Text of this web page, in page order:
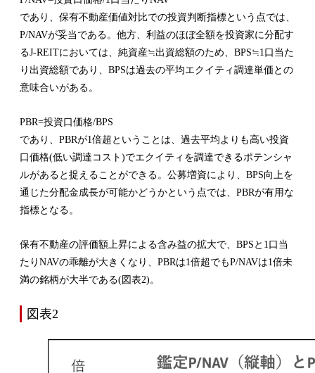
であり、保有不動産価値対比での投資判断指標という点では、
P/NAVが妥当である。他方、利益のほぼ全額を投資家に分配す
るJ-REITにおいては、純資産≒出資総額のため、BPS≒1口当た
り出資総額であり、BPSは過去の平均エクイティ調達単価との
意味合いがある。
PBR=投資口価格/BPS
であり、PBRが1倍超ということは、過去平均よりも高い投資
口価格(低い調達コスト)でエクイティを調達できるポテンシャ
ルがあると捉えることができる。公募増資により、BPS向上を
通じた分配金成長が可能かどうかという点では、PBRが有用な
指標となる。
保有不動産の評価額上昇による含み益の拡大で、BPSと1口当
たりNAVの乖離が大きくなり、PBRは1倍超でもP/NAVは1倍未
満の銘柄が大半である(図表2)。
図表2